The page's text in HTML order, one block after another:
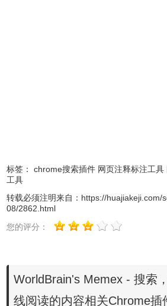
2.最新版本的chrome浏览器直接拖放
效CRX-HEADER-INVALID”的报错信
件安装时出现"CRX-HEADER-
后即可使用。
标签： chrome搜索插件 网页注释标注工具
工具
转载必须注明来自： https://huajiakeji.com/
08/2862.html
您的评分：
WorldBrain's Memex - 搜索
线阅读的内容相关Chrome插